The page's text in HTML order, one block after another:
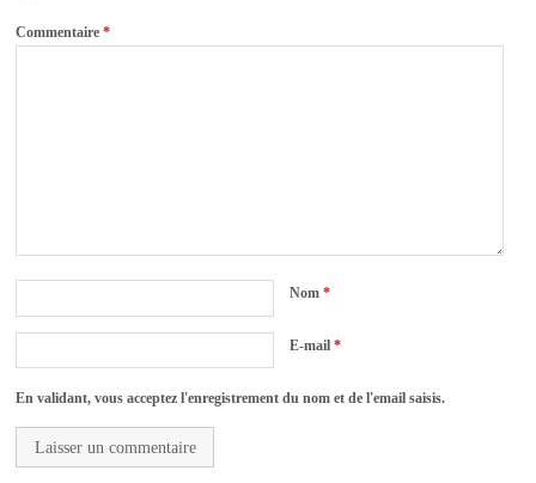
Commentaire*
Nom*
E-mail*
En validant, vous acceptez l'enregistrement du nom et de l'email saisis.